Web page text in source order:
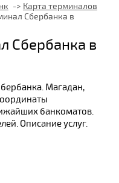
Карта терминалов
Сбербанка в
Сбербанка в
Магадан,
банкоматов.
Описание услуг.